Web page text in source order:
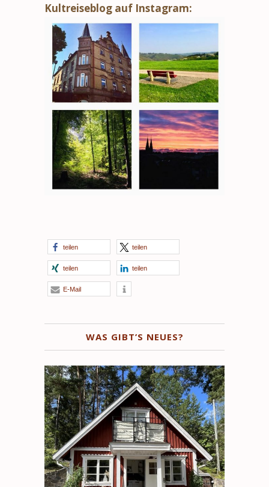
Kultreiseblog auf Instagram:
teilen teilen
teilen teilen
E-Mail
WAS GIBT’S NEUES?